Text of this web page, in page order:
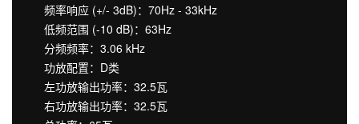
频率响应 (+/- 3dB)：70Hz - 33kHz
低频范围 (-10 dB)：63Hz
分频频率：3.06 kHz
功放配置：D类
左功放输出功率：32.5瓦
右功放输出功率：32.5瓦